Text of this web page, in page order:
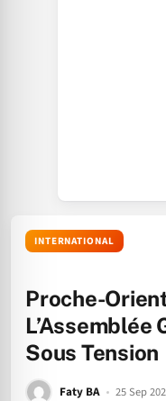
INTERNATIONAL
Proche-
L’Assemblée
Sous Tension
Faty BA 25 Sep